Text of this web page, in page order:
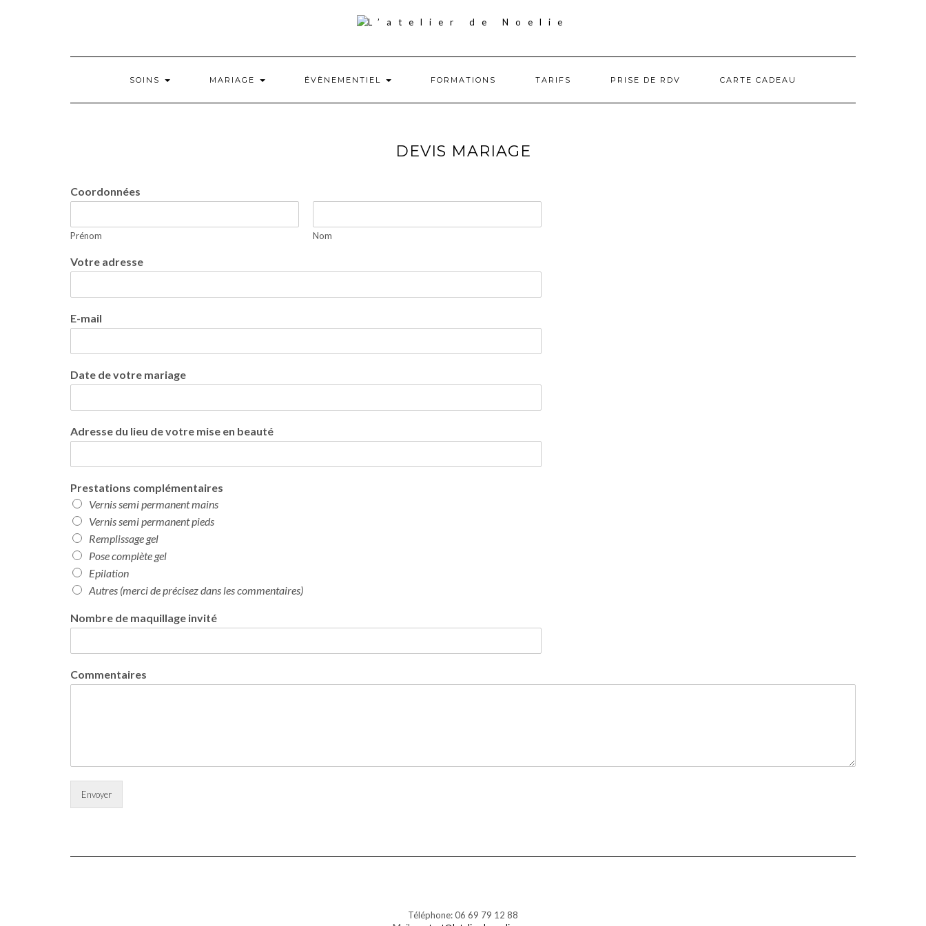
SOINS MARIAGE ÉVÈNEMENTIEL FORMATIONS TARIFS PRISE DE RDV CARTE CADEAU
DEVIS MARIAGE
Coordonnées
Prénom Nom
Votre adresse
E-mail
Date de votre mariage
Adresse du lieu de votre mise en beauté
Prestations complémentaires
Vernis semi permanent mains
Vernis semi permanent pieds
Remplissage gel
Pose complète gel
Epilation
Autres (merci de précisez dans les commentaires)
Nombre de maquillage invité
Commentaires
Envoyer
Téléphone: 06 69 79 12 88